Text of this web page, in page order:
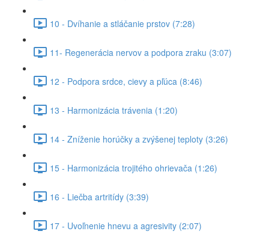
10 - Dvíhanie a stláčanie prstov (7:28)
11- Regenerácia nervov a podpora zraku (3:07)
12 - Podpora srdce, cievy a pľúca (8:46)
13 - Harmonizácia trávenia (1:20)
14 - Zníženie horúčky a zvýšenej teploty (3:26)
15 - Harmonizácia trojitého ohrievača (1:26)
16 - Liečba artritídy (3:39)
17 - Uvoľnenie hnevu a agresivity (2:07)